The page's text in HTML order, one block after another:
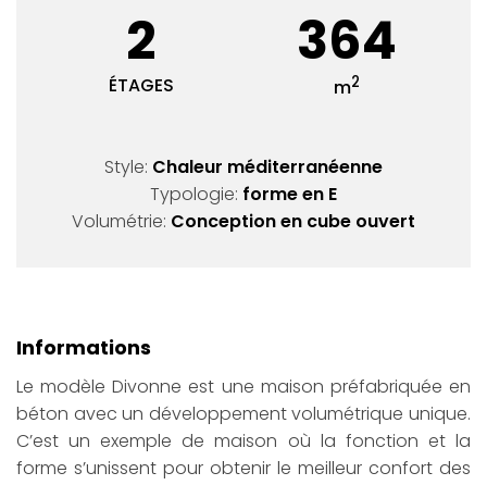
2
ÉTAGES
364
m2
Style: Chaleur méditerranéenne
Typologie: forme en E
Volumétrie: Conception en cube ouvert
Informations
Le modèle Divonne est une maison préfabriquée en
béton avec un développement volumétrique unique.
C’est un exemple de maison où la fonction et la
forme s’unissent pour obtenir le meilleur confort des